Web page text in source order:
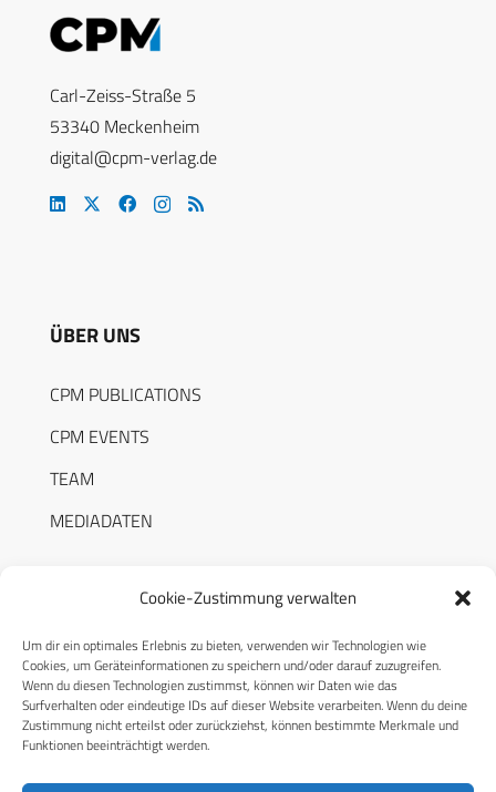
Cookie-Zustimmung verwalten
Um dir ein optimales Erlebnis zu bieten, verwenden wir Technologien wie
Cookies, um Geräteinformationen zu speichern und/oder darauf zuzugreifen.
Wenn du diesen Technologien zustimmst, können wir Daten wie das
Surfverhalten oder eindeutige IDs auf dieser Website verarbeiten. Wenn du deine
Zustimmung nicht erteilst oder zurückziehst, können bestimmte Merkmale und
Funktionen beeinträchtigt werden.
Carl-Zeiss-Straße 5
53340 Meckenheim
digital@cpm-verlag.de
ÜBER UNS
CPM PUBLICATIONS
CPM EVENTS
TEAM
MEDIADATEN
RECHTLICHES
Datenschutzerklärung
Cookie-Richtlinie (EU)